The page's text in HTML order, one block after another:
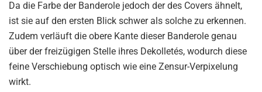
Da die Farbe der Banderole jedoch der des Covers ähnelt,
ist sie auf den ersten Blick schwer als solche zu erkennen.
Zudem verläuft die obere Kante dieser Banderole genau
über der freizügigen Stelle ihres Dekolletés, wodurch diese
feine Verschiebung optisch wie eine Zensur-Verpixelung
wirkt.